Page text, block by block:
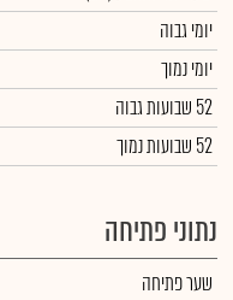
יומי גבוה
יומי נמוך
52 שבועות גבוה
52 שבועות נמוך
נתוני פתיחה
שער פתיחה